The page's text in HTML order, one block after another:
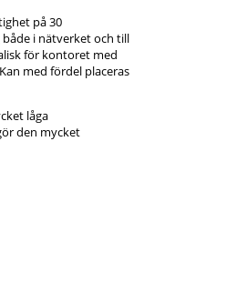
på 30
i nätverket och till
för kontoret med
med fördel placeras
låga
den mycket